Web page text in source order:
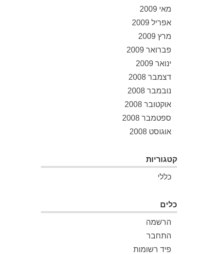
מאי 2009
אפריל 2009
מרץ 2009
פברואר 2009
ינואר 2009
דצמבר 2008
נובמבר 2008
אוקטובר 2008
ספטמבר 2008
אוגוסט 2008
קטגוריות
כללי
כלים
הרשמה
התחבר
פיד רשומות